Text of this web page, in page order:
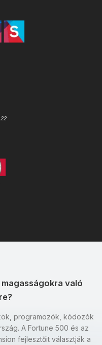
való
programozók, kódozók
A Fortune 500 és az
fejlesztőit választják a